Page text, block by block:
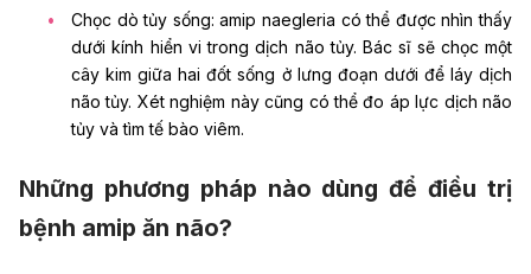
Chọc dò tủy sống: amip naegleria có thể được nhìn thấy
dưới kính hiển vi trong dịch não tủy. Bác sĩ sẽ chọc một
cây kim giữa hai đốt sống ở lưng đoạn dưới để láy dịch
não tủy. Xét nghiệm này cũng có thể đo áp lực dịch não
tủy và tìm tế bào viêm.
Những phương pháp nào dùng để điều trị
bệnh amip ăn não?